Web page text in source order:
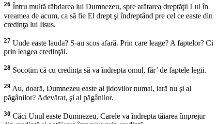
26 Întru multă răbdarea lui Dumnezeu, spre arătarea dreptăţii Lui în
vreamea de acum, ca să fie El drept şi îndreptând pre cel ce easte din
credinţa lui Iisus.
27 Unde easte lauda? S-au scos afară. Prin care leage? A faptelor? Ci
prin leagea credinţăi.
28 Socotim că cu credinţa să va îndrepta omul, făr’ de faptele legii.
29 Au, doară, Dumnezeu easte al jidovilor numai, iară nu şi al
păgânilor? Adevărat, şi al păgânilor.
30 Căci Unul easte Dumnezeu, Carele va îndrepta tăiarea împrejur